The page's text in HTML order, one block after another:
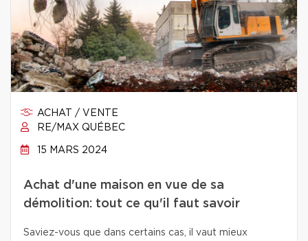
ACHAT / VENTE
RE/MAX QUÉBEC
15 MARS 2024
Achat d'une maison en vue de sa
démolition: tout ce qu'il faut savoir
Saviez-vous que dans certains cas, il vaut mieux